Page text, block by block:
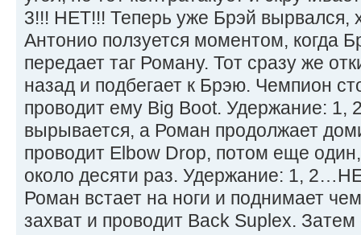
3!!! НЕТ!!! Теперь уже Брэй вырвался,
Антонио ползуется моментом, когда
передает таг Роману. Тот сразу же
назад и подбегает к Брэю. Чемпион
проводит ему Big Boot. Удержание:
вырывается, а Роман продолжает
проводит Elbow Drop, потом еще
около десяти раз. Удержание: 1,
Роман встает на ноги и поднимает
захват и проводит Back Suplex.